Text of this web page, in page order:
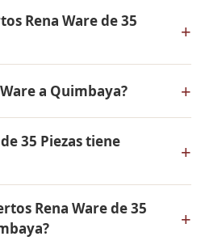
Rena Ware de 35
+
por WhatsApp
promociones disponibles
desde el 10% de inicial.
a Quimbaya? +
y a todo Colombia. El pago
35 Piezas tiene
+
fabricación. Todos los
fabricados en acero
Rena Ware de 35
+